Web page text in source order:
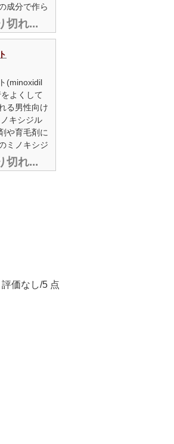
成分で作ら
切れ...
(minoxidil
よくして
る男性向け
キシジル
や育毛剤に
ミノキシジ
です。
切れ...
価なし/5 点